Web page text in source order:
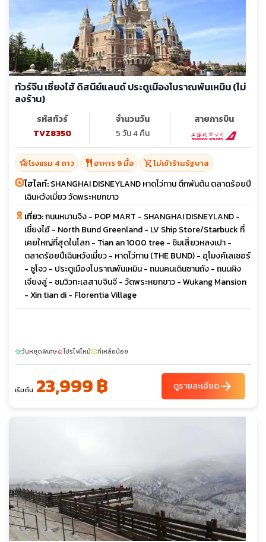
ทัวร์จีน เซี่ยงไฮ้ ดิสนีย์แลนด์ ประตูเมืองโบราณพันเหมิน (ไม่
ลงร้าน)
รหัสทัวร์
TVZ8350
จำนวนวัน
5 วัน 4 คืน
สายการบิน
hotel_classโรงแรม 4 ดาว restaurant อาหาร 9 มื้อ shopping_cart_offไม่เข้าร้านรัฐบาล
ไฮไลท์:SHANGHAI DISNEYLAND หาดไว่ทาน ตึกพันต้น ตลาดร้อยปี
เฉินหวังเมี่ยว วัดพระหยกขาว
เที่ยว:ถนนหนานจิง - POP MART - SHANGHAI DISNEYLAND -
เซี่ยงไฮ้ - North Bund Greenland - LV Ship Store/Starbuck ที่
เคยใหญ่ที่สุดในโลก - Tian an 1000 tree - ชิมเสี่ยวหลงเปา -
ตลาดร้อยปีเฉินหวังเมี่ยว - หาดไว่ทาน (THE BUND) - อุโมงค์เลเซอร์
- ซูโจว - ประตูเมืองโบราณพันเหมิน - ถนนคนเดินซานถัง - ถนนผิง
เจียงลู่ - ชมวิวทะเลสาบจินจี - วัดพระหยกขาว - Wukang Mansion
- Xin tian di - Florentia Village
sunnyวันหยุดพิเศษlocal_fire_departmentโปรไฟไหม้confirmation_numberที่เหลือน้อย
เริ่มต้น 23,999 ฿ ดูรายละเอียดarrow_forward